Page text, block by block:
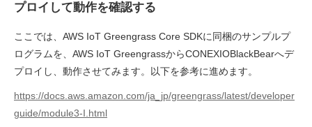
プロイして動作を確認する
ここでは、AWS IoT Greengrass Core SDKに同梱のサンプルプ
ログラムを、AWS IoT GreengrassからCONEXIOBlackBearへデ
プロイし、動作させてみます。以下を参考に進めます。
https://docs.aws.amazon.com/ja_jp/greengrass/latest/developer
guide/module3-I.html